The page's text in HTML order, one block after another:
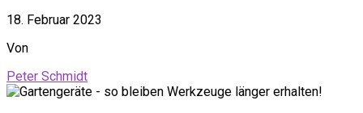
18. Februar 2023
Von
Peter Schmidt